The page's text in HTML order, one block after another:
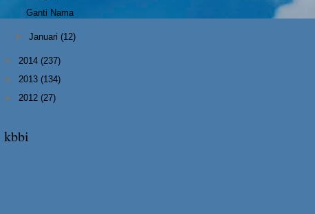
Ganti Nama
►Januari(12)
► 2014 (237)
► 2013 (134)
► 2012 (27)
kbbi